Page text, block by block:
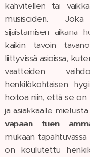
kahvitellen tai
musisoiden. Joka
sijaistamisen aikana
kaikin tavoin
liittyvissä asioissa,
vaatteiden
henkilökohtaisen
hoitoa niin, että se on
ja asiakkaalle
vapaan tuen
mukaan tapahtuvassa
on koulutettu